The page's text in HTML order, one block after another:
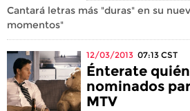
Cantará letras más "duras" en su
momentos"
12/03/2013 07:13 CST
Énterate
nominados
MTV